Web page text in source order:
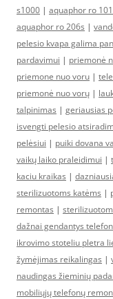
s1000 | aquaphor ro
aquaphor ro 206s |
pelesio kvapa galima
pardavimui | priemonė
priemone nuo voru |
priemonė nuo vorų |
talpinimas | geriausias
isvengti pelesio
pelėsiui | puiki dovana
vaikų laiko praleidimui |
kaciu kraikas |
sterilizuotoms katėms |
remontas |
dažnai gendantys
ikrovimo stoteliu pletra
žymėjimas reikalingas |
naudingas žieminių
mobiliųjų telefonų